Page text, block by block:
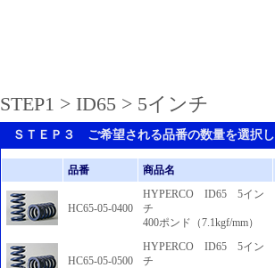
STEP1 > ID65 > 5インチ
ＳＴＥＰ３ ご希望される品番の数量を選択
品番 商品名
HC65-05-0400
HYPERCO ID65 5イン
チ
400ポンド（7.1kgf/mm）
HC65-05-0500
HYPERCO ID65 5イン
チ